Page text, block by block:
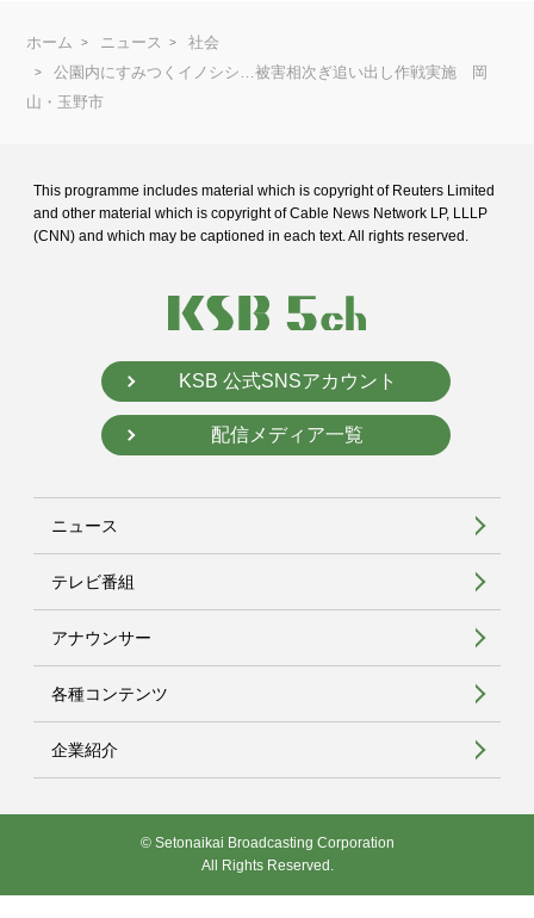
ホーム ニュース
社会
公園内にすみつくイノシシ…被害相次ぎ追い出し作戦実施 岡
山・玉野市
This programme includes material which is copyright of Reuters Limited
and other material which is copyright of Cable News Network LP, LLLP
(CNN) and which may be captioned in each text. All rights reserved.
KSB 公式SNSアカウント
配信メディア一覧
ニュース
テレビ番組
アナウンサー
各種コンテンツ
企業紹介
© Setonaikai Broadcasting Corporation
All Rights Reserved.